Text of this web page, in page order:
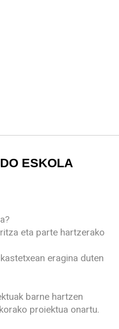
ESKOLA
eta parte hartzerako
eragina duten
barne hartzen
proiektua onartu.